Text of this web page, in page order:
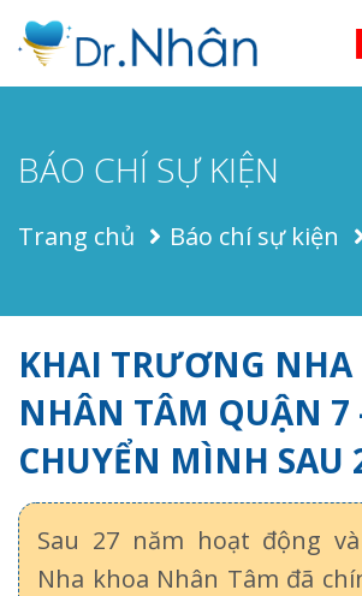
BÁO CHÍ SỰ KIỆN
Trang chủ Báo chí sự kiện
KHAI TRƯƠNG NHA
NHÂN TÂM QUẬN 7
CHUYỂN MÌNH SAU
Sau 27 năm hoạt động
Nha khoa Nhân Tâm đã